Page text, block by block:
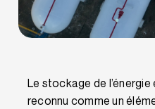
Le stockage de l’énergie
reconnu comme un